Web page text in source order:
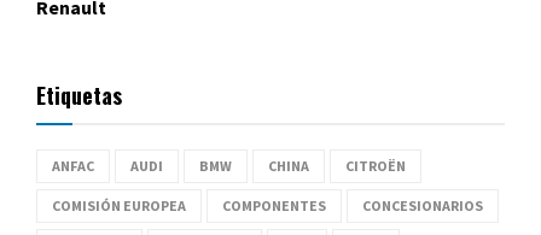
Renault
Etiquetas
ANFAC AUDI BMW CHINA CITROËN
COMISIÓN EUROPEA COMPONENTES CONCESIONARIOS